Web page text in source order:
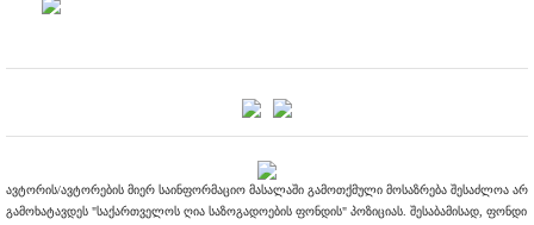
ავტორის/ავტორების მიერ საინფორმაციო მასალაში გამოთქმული მოსაზრება შესაძლოა არ
გამოხატავდეს "საქართველოს ღია საზოგადოების ფონდის" პოზიციას. შესაბამისად, ფონდი